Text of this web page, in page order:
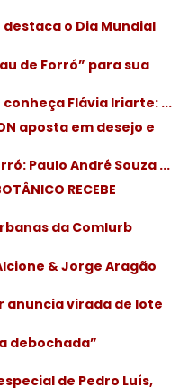
o Dia Mundial
de Forró” para sua
conheça Flávia Iriarte: ...
aposta em desejo e
Paulo André Souza ...
RECEBE
da Comlurb
& Jorge Aragão
anuncia virada de lote
debochada”
de Pedro Luís,